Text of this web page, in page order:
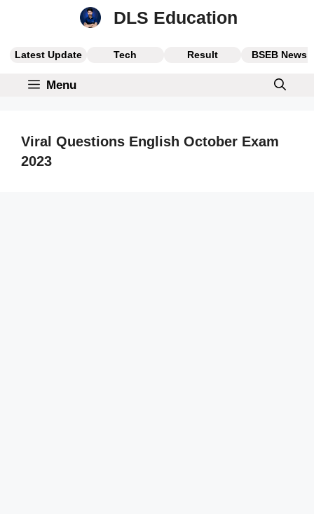
DLS Education
Latest Update Tech Result BSEB News
Menu
Viral Questions English October Exam
2023